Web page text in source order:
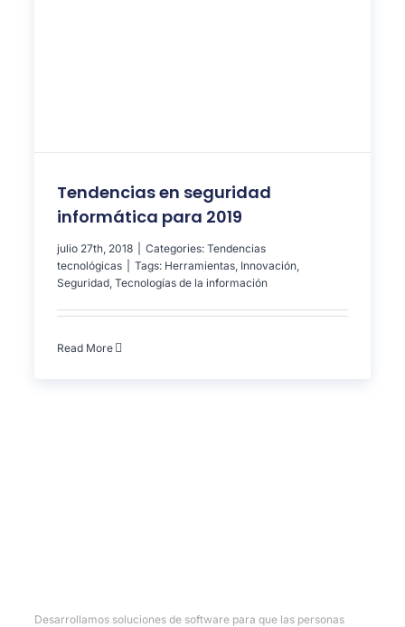
Tendencias en seguridad
informática para 2019
julio 27th, 2018 Categories: Tendencias
tecnológicas
Tags: Herramientas, Innovación,
Seguridad, Tecnologías de la información
Read More
Desarrollamos soluciones de software para que las personas